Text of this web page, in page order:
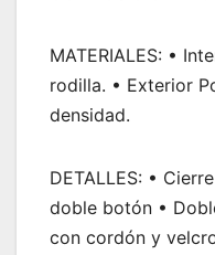
MATERIALES: •
rodilla. • Exterior
densidad.
DETALLES: •
doble botón •
con cordón y